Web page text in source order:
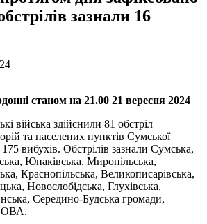
зазнали 16
станом на 21.00 21 вересня 2024
війська здійснили 81 обстріл
та населених пунктів Сумської
вибухів. Обстрілів зазнали Сумська,
Юнаківська, Миропільська,
Краснопільська, Великописарівська,
Новослобідська, Глухівська,
Середино-Будська громади,
ОВА.